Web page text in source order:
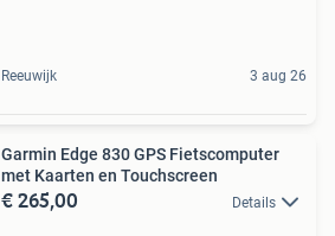
Reeuwijk 3 aug 26
Garmin Edge 830 GPS Fietscomputer
met Kaarten en Touchscreen
€ 265,00 Details